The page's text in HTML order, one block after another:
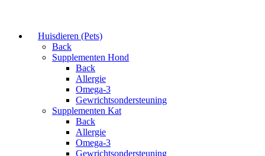
Huisdieren (Pets)
Back
Supplementen Hond
Back
Allergie
Omega-3
Gewrichtsondersteuning
Supplementen Kat
Back
Allergie
Omega-3
Gewrichtsondersteuning